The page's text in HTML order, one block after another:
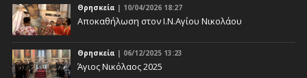
Θρησκεία | 10/04/2026 18:27
Αποκαθήλωση στον Ι.Ν.Αγίου Νικολάου
Θρησκεία | 06/12/2025 13:23
Άγιος Νικόλαος 2025